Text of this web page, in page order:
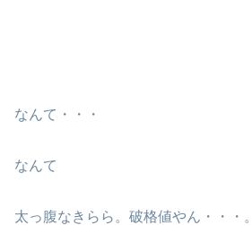
なんて・・・
なんて
太っ腹なきらら。破格値やん・・・。